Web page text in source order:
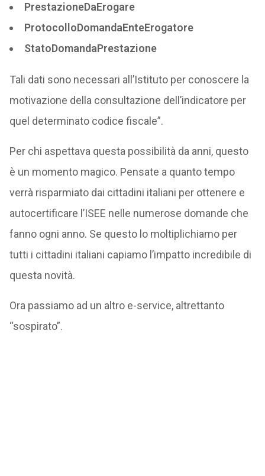
PrestazioneDaErogare
ProtocolloDomandaEnteErogatore
StatoDomandaPrestazione
Tali dati sono necessari all’Istituto per conoscere la
motivazione della consultazione dell’indicatore per
quel determinato codice fiscale”.
Per chi aspettava questa possibilità da anni, questo
è un momento magico. Pensate a quanto tempo
verrà risparmiato dai cittadini italiani per ottenere e
autocertificare l’ISEE nelle numerose domande che
fanno ogni anno. Se questo lo moltiplichiamo per
tutti i cittadini italiani capiamo l’impatto incredibile di
questa novità.
Ora passiamo ad un altro e-service, altrettanto
“sospirato”.